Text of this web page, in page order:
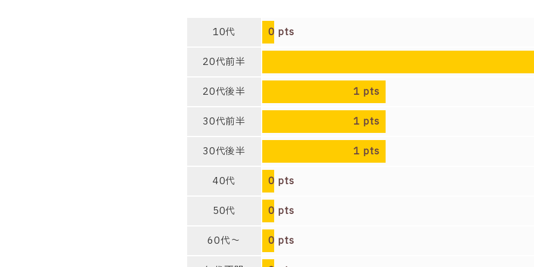
10代 0 pts
20代前半
20代後半 1 pts
30代前半 1 pts
30代後半 1 pts
40代 0 pts
50代 0 pts
60代～ 0 pts